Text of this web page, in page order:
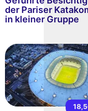
der Pariser
in kleiner Gruppe